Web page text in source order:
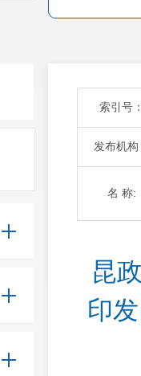
索引号：
发布机构
名 称:
昆
印